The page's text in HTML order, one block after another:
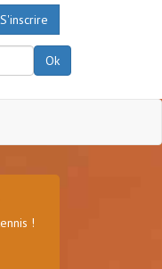
S'inscrire
Ok
!